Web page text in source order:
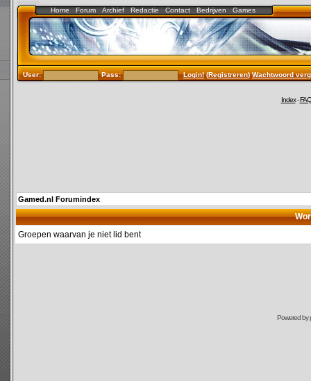
Home Forum Archief Redactie Contact Bedrijven Games
User: Pass: Login!(Registreren)Wachtwoord
Index-FAQ
Gamed.nl Forumindex
Groepen waarvan je niet lid bent
Powered by